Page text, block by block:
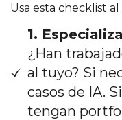
Usa esta checklist
1.
¿Han
al tuyo? Si
casos de IA.
tengan